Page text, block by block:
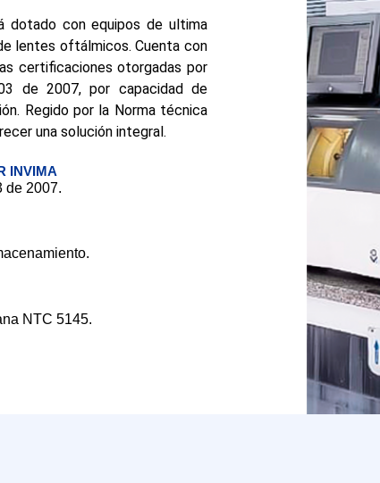
dotado con equipos de ultima
lentes oftálmicos. Cuenta con
certificaciones otorgadas por
de 2007, por capacidad de
Regido por la Norma técnica
una solución integral.
INVIMA
de 2007.
NTC 5145.